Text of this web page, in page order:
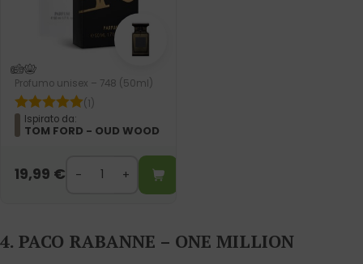
Profumo unisex – 748 (50ml)
(1)
Ispirato da:
TOM FORD - OUD WOOD
19,99 €
4. PACO RABANNE – ONE MILLION